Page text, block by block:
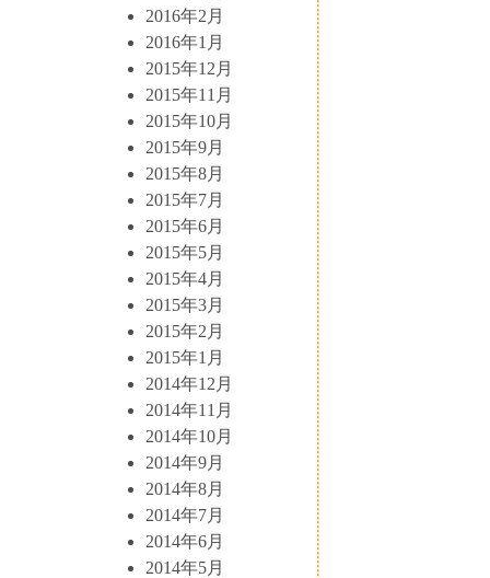
2016年2月
2016年1月
2015年12月
2015年11月
2015年10月
2015年9月
2015年8月
2015年7月
2015年6月
2015年5月
2015年4月
2015年3月
2015年2月
2015年1月
2014年12月
2014年11月
2014年10月
2014年9月
2014年8月
2014年7月
2014年6月
2014年5月